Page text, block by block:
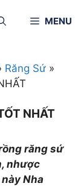
MENU
Răng Sứ »
NHẤT
răng sứ
nhược
Nha